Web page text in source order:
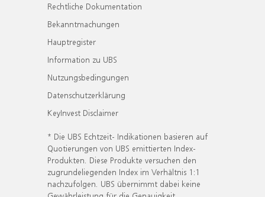
Rechtliche Dokumentation
Bekanntmachungen
Hauptregister
Information zu UBS
Nutzungsbedingungen
Datenschutzerklärung
KeyInvest Disclaimer
* Die UBS Echtzeit- Indikationen basieren auf
Quotierungen von UBS emittierten Index-
Produkten. Diese Produkte versuchen den
zugrundeliegenden Index im Verhältnis 1:1
nachzufolgen. UBS übernimmt dabei keine